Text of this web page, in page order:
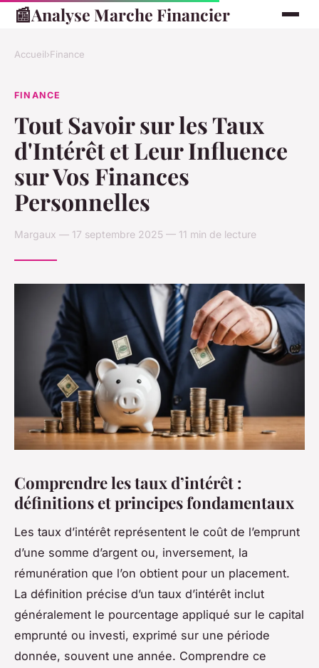
📰Analyse Marche Financier
Accueil›Finance
FINANCE
Tout Savoir sur les Taux
d'Intérêt et Leur Influence
sur Vos Finances
Personnelles
Margaux — 17 septembre 2025 — 11 min de lecture
Comprendre les taux d’intérêt :
définitions et principes fondamentaux
Les taux d’intérêt représentent le coût de l’emprunt
d’une somme d’argent ou, inversement, la
rémunération que l’on obtient pour un placement.
La définition précise d’un taux d’intérêt inclut
généralement le pourcentage appliqué sur le capital
emprunté ou investi, exprimé sur une période
donnée, souvent une année. Comprendre ce